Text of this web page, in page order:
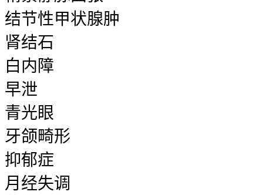
结节性甲状腺肿
肾结石
白内障
早泄
青光眼
牙颌畸形
抑郁症
月经失调